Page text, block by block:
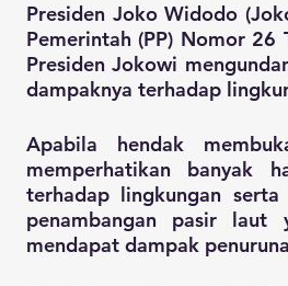
Presiden Joko Widodo
Pemerintah (PP) Nomor 26
Presiden Jokowi
dampaknya terhadap
Apabila hendak
memperhatikan banyak
terhadap lingkungan
penambangan pasir laut
mendapat dampak